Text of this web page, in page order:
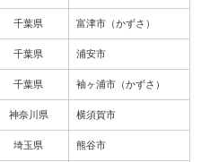
千葉県 富津市（かずさ）
千葉県 浦安市
千葉県 袖ヶ浦市（かずさ）
神奈川県 横須賀市
埼玉県 熊谷市